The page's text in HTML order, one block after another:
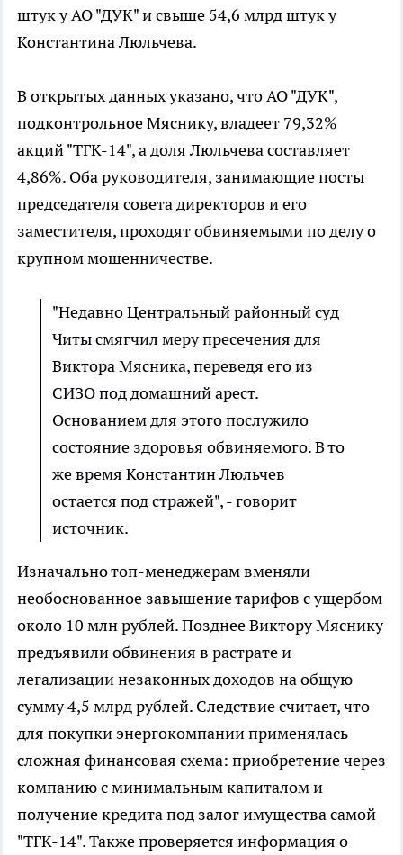
штук у АО "ДУК" и свыше 54,6 млрд штук у
Константина Люльчева.
В открытых данных указано, что АО "ДУК",
подконтрольное Мяснику, владеет 79,32%
акций "ТГК-14", а доля Люльчева составляет
4,86%. Оба руководителя, занимающие посты
председателя совета директоров и его
заместителя, проходят обвиняемыми по делу о
крупном мошенничестве.
"Недавно Центральный районный суд
Читы смягчил меру пресечения для
Виктора Мясника, переведя его из
СИЗО под домашний арест.
Основанием для этого послужило
состояние здоровья обвиняемого. В то
же время Константин Люльчев
остается под стражей", - говорит
источник.
Изначально топ-менеджерам вменяли
необоснованное завышение тарифов с ущербом
около 10 млн рублей. Позднее Виктору Мяснику
предъявили обвинения в растрате и
легализации незаконных доходов на общую
сумму 4,5 млрд рублей. Следствие считает, что
для покупки энергокомпании применялась
сложная финансовая схема: приобретение через
компанию с минимальным капиталом и
получение кредита под залог имущества самой
"ТГК-14". Также проверяется информация о